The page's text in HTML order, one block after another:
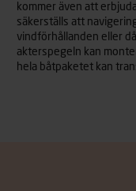
kommer även att
säkerställs att
vindförhållanden eller
akterspegeln kan
hela båtpaketet kan